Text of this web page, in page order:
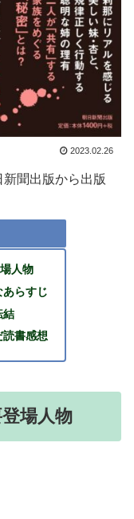
2023.02.26
聞出版から出版
人物
らすじ
結
読書感想
場人物